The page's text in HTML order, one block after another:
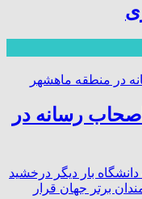
رسانه در